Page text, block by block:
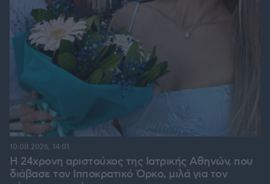
Η 24χρονη αριστούχος της Ιατρικής Αθηνών, που
διάβασε τον Ιπποκρατικό Όρκο, μιλά για τον
10.08.2026, 14:01